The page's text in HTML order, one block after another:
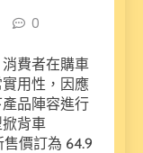
0
費者在購車
用性，因應
品陣容進行
背車
價訂為 64.9